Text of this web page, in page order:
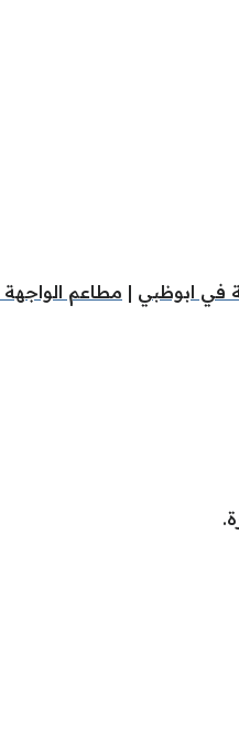
في ابوظبي | مطاعم الواجهة